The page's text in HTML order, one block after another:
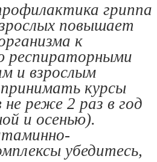
гриппа
повышает
к
респираторными
и взрослым
курсы
реже 2 раз в год
и осенью).
убедитесь,